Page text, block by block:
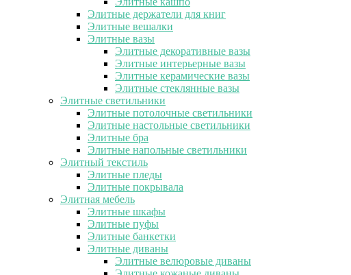
Элитные держатели для книг
Элитные вешалки
Элитные вазы
Элитные декоративные вазы
Элитные интерьерные вазы
Элитные керамические вазы
Элитные стеклянные вазы
Элитные светильники
Элитные потолочные светильники
Элитные настольные светильники
Элитные бра
Элитные напольные светильники
Элитный текстиль
Элитные пледы
Элитные покрывала
Элитная мебель
Элитные шкафы
Элитные пуфы
Элитные банкетки
Элитные диваны
Элитные велюровые диваны